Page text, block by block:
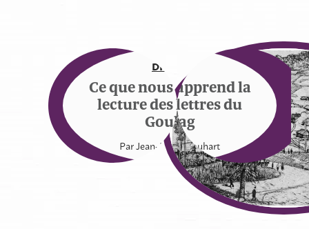
DIVERS
Ce que nous apprend la
lecture des lettres du
Goulag
Par Jean-Louis Rouhart